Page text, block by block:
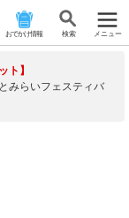
おでかけ情報 検 索 メニュー
ト】
みらいフェスティバ